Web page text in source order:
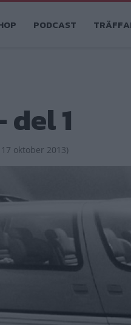
PODCAST
del 1
17 oktober 2013)